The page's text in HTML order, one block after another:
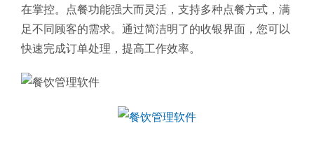
在掌控。点餐功能强大而灵活，支持多种点餐方式，满
足不同顾客的需求。通过简洁明了的收银界面，您可以
快速完成订单处理，提高工作效率。